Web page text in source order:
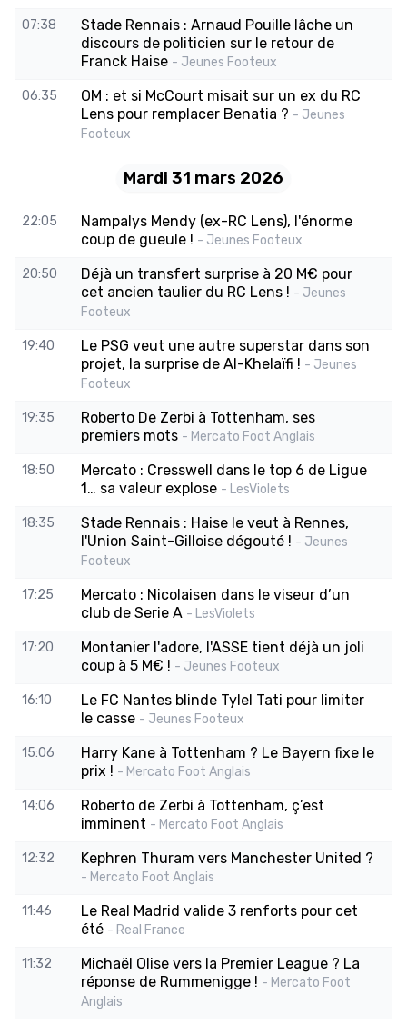
07:38
Stade Rennais : Arnaud Pouille lâche un
discours de politicien sur le retour de
Franck Haise - Jeunes Footeux
06:35
OM : et si McCourt misait sur un ex du RC
Lens pour remplacer Benatia ? - Jeunes
Footeux
Mardi 31 mars 2026
22:05
Nampalys Mendy (ex-RC Lens), l'énorme
coup de gueule ! - Jeunes Footeux
20:50
Déjà un transfert surprise à 20 M€ pour
cet ancien taulier du RC Lens ! - Jeunes
Footeux
19:40
Le PSG veut une autre superstar dans son
projet, la surprise de Al-Khelaïfi ! - Jeunes
Footeux
19:35
Roberto De Zerbi à Tottenham, ses
premiers mots - Mercato Foot Anglais
18:50
Mercato : Cresswell dans le top 6 de Ligue
1… sa valeur explose - LesViolets
18:35
Stade Rennais : Haise le veut à Rennes,
l'Union Saint-Gilloise dégouté ! - Jeunes
Footeux
17:25
Mercato : Nicolaisen dans le viseur d’un
club de Serie A - LesViolets
17:20
Montanier l'adore, l'ASSE tient déjà un joli
coup à 5 M€ ! - Jeunes Footeux
16:10
Le FC Nantes blinde Tylel Tati pour limiter
le casse - Jeunes Footeux
15:06
Harry Kane à Tottenham ? Le Bayern fixe le
prix ! - Mercato Foot Anglais
14:06
Roberto de Zerbi à Tottenham, ç’est
imminent - Mercato Foot Anglais
12:32 Kephren Thuram vers Manchester United ?
- Mercato Foot Anglais
11:46
Le Real Madrid valide 3 renforts pour cet
été - Real France
11:32
Michaël Olise vers la Premier League ? La
réponse de Rummenigge ! - Mercato Foot
Anglais